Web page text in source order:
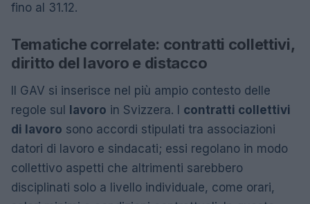
fino al 31.12.
Tematiche correlate: contratti collettivi,
diritto del lavoro e distacco
Il GAV si inserisce nel più ampio contesto delle
regole sul
lavoro in Svizzera. I contratti collettivi
di lavoro sono accordi stipulati tra associazioni
datori di lavoro e sindacati; essi regolano in modo
collettivo aspetti che altrimenti sarebbero
disciplinati solo a livello individuale, come orari,